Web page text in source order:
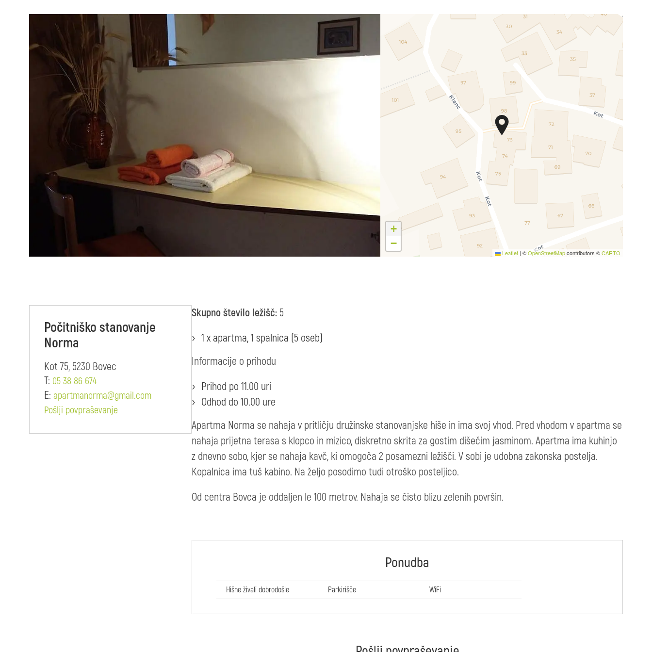
+
−
Leaflet | ©OpenStreetMapcontributors ©CARTO
Počitniško stanovanje
Norma
Kot 75, 5230 Bovec
T: 05 38 86 674
E: apartmanorma@gmail.com
Pošlji povpraševanje
Skupno število ležišč: 5
1 x apartma, 1 spalnica (5 oseb)
Informacije o prihodu
Prihod po 11.00 uri
Odhod do 10.00 ure
Apartma Norma se nahaja v pritličju družinske stanovanjske hiše in ima svoj vhod. Pred vhodom v apartma se
nahaja prijetna terasa s klopco in mizico, diskretno skrita za gostim dišečim jasminom. Apartma ima kuhinjo
z dnevno sobo, kjer se nahaja kavč, ki omogoča 2 posamezni ležišči. V sobi je udobna zakonska postelja.
Kopalnica ima tuš kabino. Na željo posodimo tudi otroško posteljico.
Od centra Bovca je oddaljen le 100 metrov. Nahaja se čisto blizu zelenih površin.
Ponudba
Hišne živali dobrodošle Parkirišče WiFi